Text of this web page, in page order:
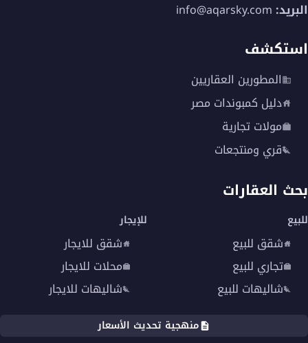
البريد: info@aqarsky.com
استكشف
المطورين العقاريين
دليل كمبوندات مصر
مولات تجارية
قري ومنتجعات
بحث العقارات
للبيع
شقق للبيع
تجاري للبيع
شاليهات للبيع
للإيجار
شقق للايجار
محلات للايجار
شاليهات للايجار
منهجية تحديث الأسعار